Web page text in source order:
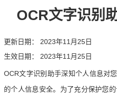
OCR文字识别
更新日期：
2023年11月25日
生效日期：
2023年11月25日
OCR文字识别助手深知个人信息对
的个人信息安全。为了充分保护您